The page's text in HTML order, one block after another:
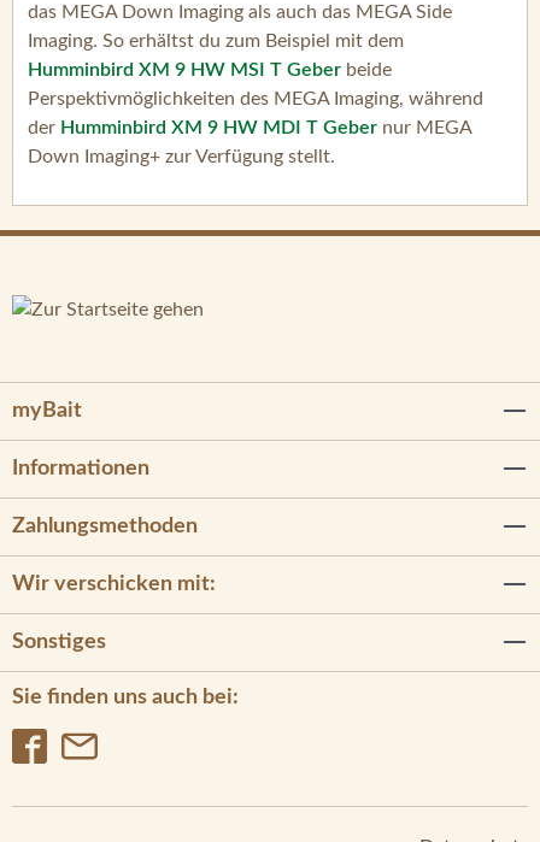
das MEGA Down Imaging als auch das MEGA Side
Imaging. So erhältst du zum Beispiel mit dem
Humminbird XM 9 HW MSI T Geber beide
Perspektivmöglichkeiten des MEGA Imaging, während
der Humminbird XM 9 HW MDI T Geber nur MEGA
Down Imaging+ zur Verfügung stellt.
myBait
Informationen
Sie finden uns auch bei:
Zahlungsmethoden
Wir verschicken mit:
Sonstiges